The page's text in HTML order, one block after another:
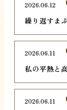
繰り返すま
2026.06.12
私の平熱と
2026.06.11
2026.06.11